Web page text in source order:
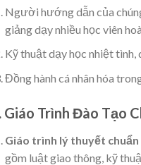
Người hướng dẫn của
giảng dạy nhiều học viên
Kỹ thuật dạy học nhiệt tình,
Đồng hành cá nhân hóa
Giáo Trình Đào Tạo
Giáo trình lý thuyết
gồm luật giao thông, kỹ